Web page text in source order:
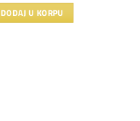
DODAJ U KORPU